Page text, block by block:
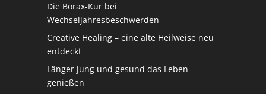
Die Borax-Kur bei
Wechseljahresbeschwerden
Creative Healing – eine alte Heilweise neu
entdeckt
Länger jung und gesund das Leben
genießen